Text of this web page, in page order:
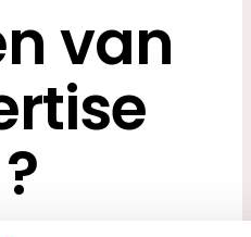
van
?